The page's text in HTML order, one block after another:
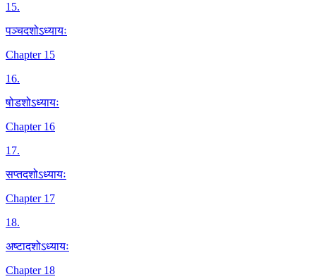
15.
पञ्चदशोऽध्यायः
Chapter 15
16.
षोडशोऽध्यायः
Chapter 16
17.
सप्तदशोऽध्यायः
Chapter 17
18.
अष्टादशोऽध्यायः
Chapter 18